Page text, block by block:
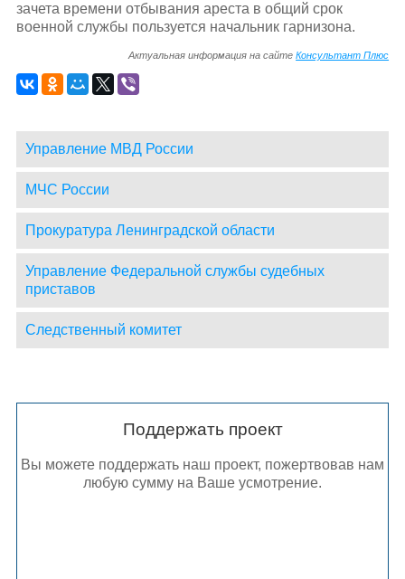
зачета времени отбывания ареста в общий срок
военной службы пользуется начальник гарнизона.
Актуальная информация на сайтеКонсультант Плюс
Управление МВД России
МЧС России
Прокуратура Ленинградской области
Управление Федеральной службы судебных
приставов
Следственный комитет
Поддержать проект
Вы можете поддержать наш проект, пожертвовав нам
любую сумму на Ваше усмотрение.